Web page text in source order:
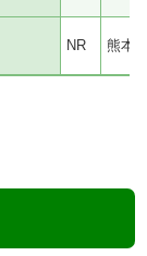
NR 熊本